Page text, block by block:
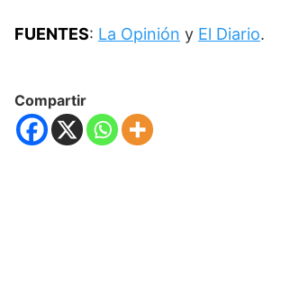
FUENTES: La Opinión y El Diario.
Compartir